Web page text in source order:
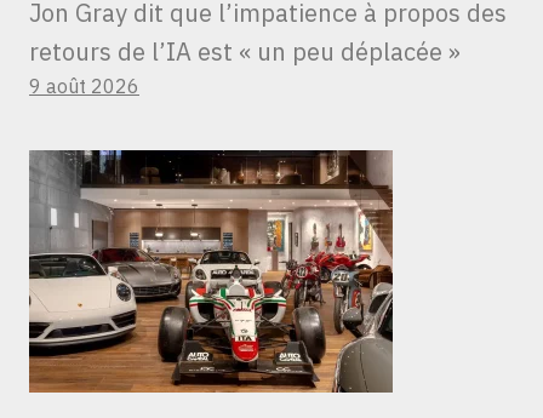
Jon Gray dit que l’impatience à propos des
retours de l’IA est « un peu déplacée »
9 août 2026